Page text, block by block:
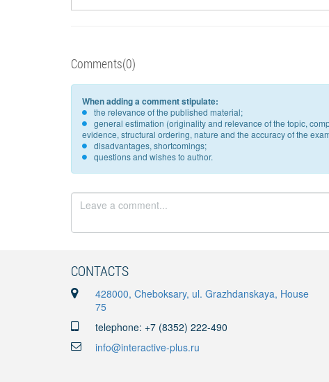
Comments(0)
When adding a comment stipulate:
the relevance of the published material;
general estimation (originality and relevance of the topic,
evidence, structural ordering, nature and the accuracy of the
disadvantages, shortcomings;
questions and wishes to author.
CONTACTS
428000, Cheboksary, ul. Grazhdanskaya, House
75
telephone: +7 (8352) 222-490
info@interactive-plus.ru